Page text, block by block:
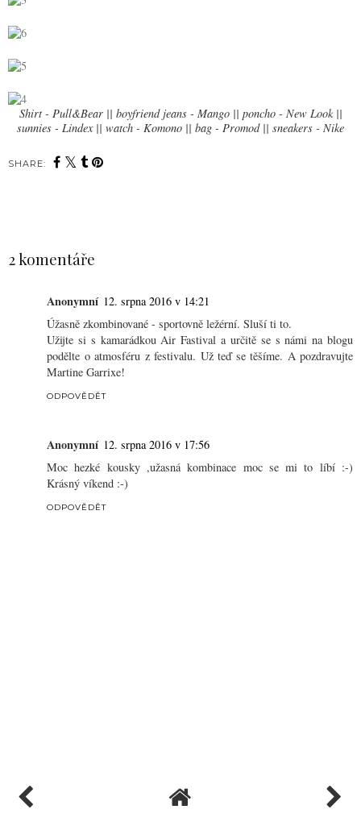
Shirt - Pull&Bear || boyfriend jeans - Mango || poncho - New Look ||
sunnies - Lindex || watch - Komono || bag - Promod || sneakers - Nike
SHARE:
2 komentáře
Anonymní 12. srpna 2016 v 14:21
Úžasně zkombinované - sportovně ležérní. Sluší ti to.
Užijte si s kamarádkou Air Fastival a určitě se s námi na blogu
podělte o atmosféru z festivalu. Už teď se těšíme. A pozdravujte
Martine Garrixe!
ODPOVĚDĚT
Anonymní 12. srpna 2016 v 17:56
Moc hezké kousky ,užasná kombinace moc se mi to líbí :-)
Krásný víkend :-)
ODPOVĚDĚT